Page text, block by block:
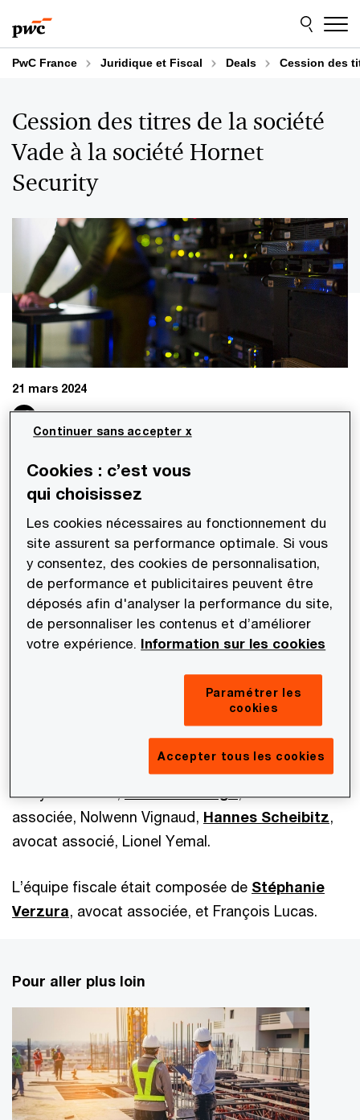
au
contenu
au
pied
dePwC France Juridique et Fiscal Deals Cession des
Cession des titres de la société
Vade à la société Hornet
Security
21 mars 2024
Partager
Les équipes Deals de PwC Société d’Avocats
sont intervenues pour le compte de VADE
dans le cadre de la cession des titres de la
société VADE à la société HORNETSECURITY
PwC Société d’Avocats a réalisé les travaux de
vendor due diligence juridique et fiscale sur la
société VADE, société spécialisée dans la
sécurisation des emails, dans le cadre de la
cession des titres de la société VADE à la société
L’équipe juridique était composée d’Isabelle de la
Gorce, avocat associée, Anne-Laure Legout, Alice
Gueye-Mirandel,Valérie Aumage, avocat
associée, Nolwenn Vignaud, Hannes Scheibitz,
avocat associé, Lionel Yemal.
L’équipe fiscale était composée de Stéphanie
Verzura, avocat associée, et François Lucas.
Pour aller plus loin
Cookies : c’est vous
qui choisissez
Les cookies nécessaires au fonctionnement du
site assurent sa performance optimale. Si vous
y consentez, des cookies de personnalisation,
de performance et publicitaires peuvent être
déposés afin d'analyser la performance du site,
de personnaliser les contenus et d’améliorer
votre expérience. Information sur les cookies
Paramétrer les
cookies
Accepter tous les cookies
Continuer sans accepter x